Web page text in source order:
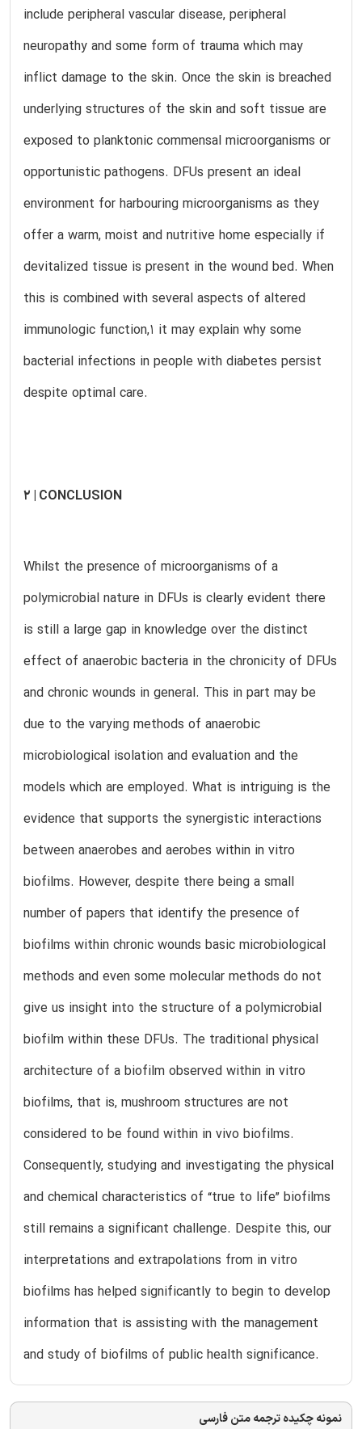
include peripheral vascular disease, peripheral
neuropathy and some form of trauma which may
inflict damage to the skin. Once the skin is breached
underlying structures of the skin and soft tissue are
exposed to planktonic commensal microorganisms or
opportunistic pathogens. DFUs present an ideal
environment for harbouring microorganisms as they
offer a warm, moist and nutritive home especially if
devitalized tissue is present in the wound bed. When
this is combined with several aspects of altered
immunologic function,1 it may explain why some
bacterial infections in people with diabetes persist
despite optimal care.
2 | CONCLUSION
Whilst the presence of microorganisms of a
polymicrobial nature in DFUs is clearly evident there
is still a large gap in knowledge over the distinct
effect of anaerobic bacteria in the chronicity of DFUs
and chronic wounds in general. This in part may be
due to the varying methods of anaerobic
microbiological isolation and evaluation and the
models which are employed. What is intriguing is the
evidence that supports the synergistic interactions
between anaerobes and aerobes within in vitro
biofilms. However, despite there being a small
number of papers that identify the presence of
biofilms within chronic wounds basic microbiological
methods and even some molecular methods do not
give us insight into the structure of a polymicrobial
biofilm within these DFUs. The traditional physical
architecture of a biofilm observed within in vitro
biofilms, that is, mushroom structures are not
considered to be found within in vivo biofilms.
Consequently, studying and investigating the physical
and chemical characteristics of “true to life” biofilms
still remains a significant challenge. Despite this, our
interpretations and extrapolations from in vitro
biofilms has helped significantly to begin to develop
information that is assisting with the management
and study of biofilms of public health significance.
نمونه چکیده ترجمه متن فارسی